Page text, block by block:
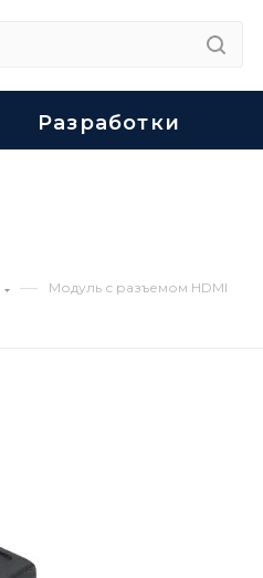
Разработки
— Модуль с разъемом HDMI